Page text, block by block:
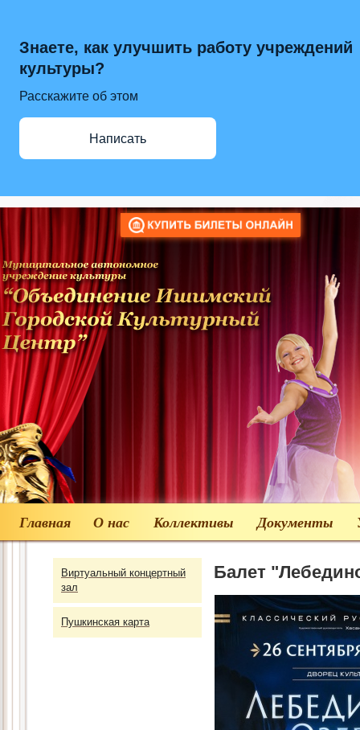
Знаете, как улучшить работу учреждений
культуры?
Расскажите об этом
Написать
Главная О нас Коллективы Документы
Виртуальный концертный
зал
Пушкинская карта
Балет